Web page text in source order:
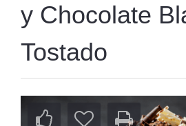
y Chocolate
Tostado